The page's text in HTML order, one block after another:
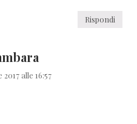
Rispondi
alle 16:57